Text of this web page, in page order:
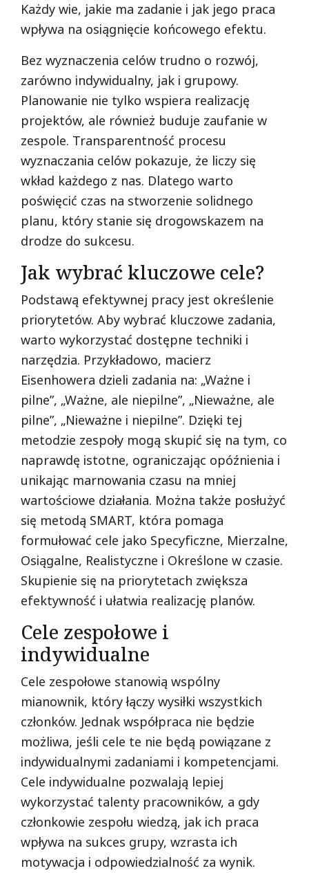
Każdy wie, jakie ma zadanie i jak jego praca
wpływa na osiągnięcie końcowego efektu.
Bez wyznaczenia celów trudno o rozwój,
zarówno indywidualny, jak i grupowy.
Planowanie nie tylko wspiera realizację
projektów, ale również buduje zaufanie w
zespole. Transparentność procesu
wyznaczania celów pokazuje, że liczy się
wkład każdego z nas. Dlatego warto
poświęcić czas na stworzenie solidnego
planu, który stanie się drogowskazem na
drodze do sukcesu.
Jak wybrać kluczowe cele?
Podstawą efektywnej pracy jest określenie
priorytetów. Aby wybrać kluczowe zadania,
warto wykorzystać dostępne techniki i
narzędzia. Przykładowo, macierz
Eisenhowera dzieli zadania na: „Ważne i
pilne”, „Ważne, ale niepilne”, „Nieważne, ale
pilne”, „Nieważne i niepilne”. Dzięki tej
metodzie zespoły mogą skupić się na tym, co
naprawdę istotne, ograniczając opóźnienia i
unikając marnowania czasu na mniej
wartościowe działania. Można także posłużyć
się metodą SMART, która pomaga
formułować cele jako Specyficzne, Mierzalne,
Osiągalne, Realistyczne i Określone w czasie.
Skupienie się na priorytetach zwiększa
efektywność i ułatwia realizację planów.
Cele zespołowe i
indywidualne
Cele zespołowe stanowią wspólny
mianownik, który łączy wysiłki wszystkich
członków. Jednak współpraca nie będzie
możliwa, jeśli cele te nie będą powiązane z
indywidualnymi zadaniami i kompetencjami.
Cele indywidualne pozwalają lepiej
wykorzystać talenty pracowników, a gdy
członkowie zespołu wiedzą, jak ich praca
wpływa na sukces grupy, wzrasta ich
motywacja i odpowiedzialność za wynik.